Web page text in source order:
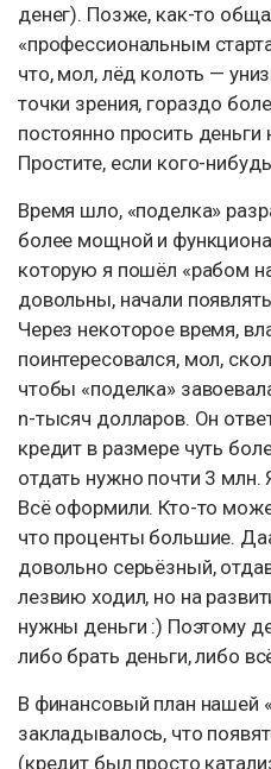
денег). Позже, как-то
«профессиональным
что, мол, лёд колоть —
точки зрения, гораздо
постоянно просить деньги
Простите, если кого-
Время шло, «поделка»
более мощной и
которую я пошёл «рабом
довольны, начали
Через некоторое время,
поинтересовался, мол,
чтобы «поделка»
n-тысяч долларов. Он
кредит в размере чуть
отдать нужно почти 3 млн.
Всё оформили. Кто-то
что проценты большие.
довольно серьёзный,
лезвию ходил, но на
нужны деньги :) Поэтому
либо брать деньги, либо
В финансовый план нашей
закладывалось, что
(кредит был просто